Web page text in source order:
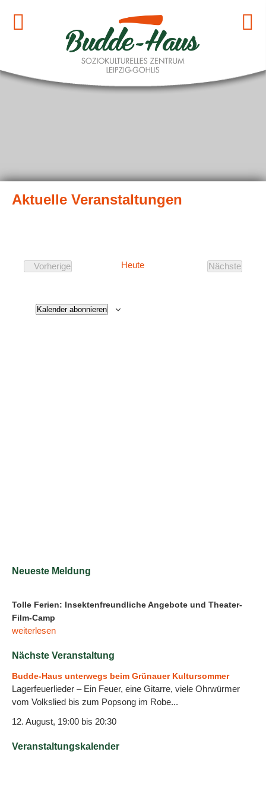
Vorherige
Veranstaltungen
Heute
Nächste
Kalender abonnieren
Neueste Meldung
Tolle Ferien: Insektenfreundliche Angebote und Theater-
Film-Camp
weiterlesen
Nächste Veranstaltung
Budde-Haus unterwegs beim Grünauer Kultursommer
Lagerfeuerlieder – Ein Feuer, eine Gitarre, viele Ohrwürmer
vom Volkslied bis zum Popsong im Robe...
12. August, 19:00 bis 20:30
Veranstaltungskalender